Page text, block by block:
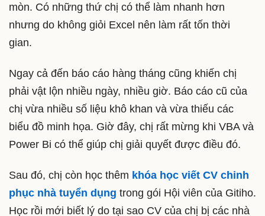
mòn. Có những thứ chị có thể làm nhanh hơn
nhưng do không giỏi Excel nên làm rất tốn thời
gian.
Ngay cả đến báo cáo hàng tháng cũng khiến chị
phải vật lộn nhiều ngày, nhiều giờ. Báo cáo cũ của
chị vừa nhiều số liệu khô khan và vừa thiếu các
biểu đồ minh họa. Giờ đây, chị rất mừng khi VBA và
Power Bi có thể giúp chị giải quyết được điều đó.
Sau đó, chị còn học thêm khóa học viết CV chinh
phục nhà tuyển dụng trong gói Hội viên của Gitiho.
Học rồi mới biết lý do tại sao CV của chị bị các nhà